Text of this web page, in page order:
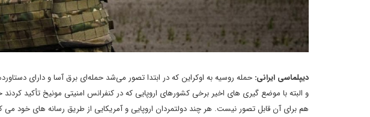
دیپلماسی ایرانی: حمله روسیه به اوکراین که در ابتدا تصور می‌شد حمله‌ای برق آسا و دارای
و البته با موضع گیری های اخیر برخی کشورهای اروپایی که در کنفرانس امنیتی مونیخ تأکید
هم برای آن قابل تصور نیست. هر چند دولتمردان اروپایی و آمریکایی از طریق رسانه های خود می